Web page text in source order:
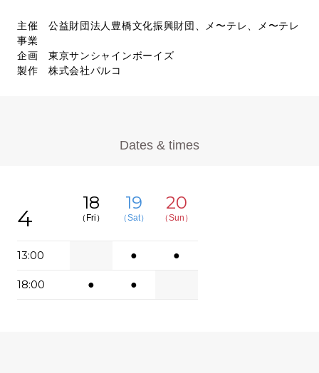
主催 公益財団法人豊橋文化振興財団、メ〜テレ、メ〜テレ
事業
企画 東京サンシャインボーイズ
製作 株式会社パルコ
Dates & times
4
18
（Fri）
19
（Sat）
20
（Sun）
13:00 ● ●
18:00 ● ●